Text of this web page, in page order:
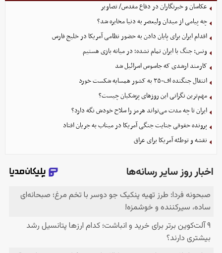
عکاسان و خبرنگاران در دفاع مقدس/ تصاویر
چه پیامی از میدان ولیعصر به دنیا مخابره شد؟
اقدام ایران برای پایان دادن به حضور نظامی آمریکا در خلیج فارس
ونس: جنگ با ایران تمام نشده؛ در میانه بازی هستیم
کارمند ارشدی که جاسوس اسرائیل شد
انتقال جنگنده اف-۳۵ به کشور همسایه شکست خورد
مهم‌ترین نگرانی‌ این روزهای پزشکیان چیست؟
ایران تا چه مدت می‌تواند هرمز را سلاح خودش نگه دارد؟
پرونده حقوقی جنایت جنگی آمریکا در میناب به جریان افتاد
نقشه و توطئه آمریکا برای عراق